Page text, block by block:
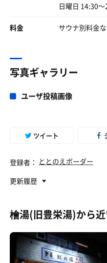
日曜日 14:30
料金 サウナ別料金
写真ギャラリー
ユーザ投稿画像
ツイート
登録者： ととのえボーダー
更新履歴
檜湯(旧豊栄湯)から